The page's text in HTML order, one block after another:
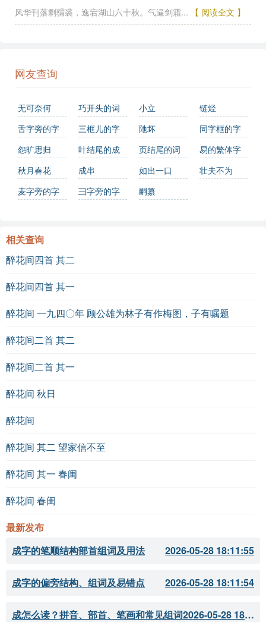
风华刊落剩骦裘，逸宕湖山六十秋。气逼剑霜... 【 阅读全文 】
网友查询
无可奈何
巧开头的词
语有哪些
小立
链烃
舌字旁的字
三框儿的字 阤坏
同字框的字
怨旷思归
叶结尾的成
语
页结尾的词
语有哪些
易的繁体字
怎么写？这
秋月春花 成串 如出一口
壮夫不为
麦字旁的字
彐字旁的字 嗣纂
相关查询
醉花间四首 其二
醉花间四首 其一
醉花间 一九四〇年 顾公雄为林子有作梅图，子有嘱题
醉花间二首 其二
醉花间二首 其一
醉花间 秋日
醉花间
醉花间 其二 望家信不至
醉花间 其一 春闺
醉花间 春闺
最新发布
成字的笔顺结构部首组词及用法
2026-05-28 18:11:55
成字的偏旁结构、组词及易错点 2026-05-28 18:11:54
成怎么读？拼音、部首、笔画和常见组词 2026-05-28 18:11:51